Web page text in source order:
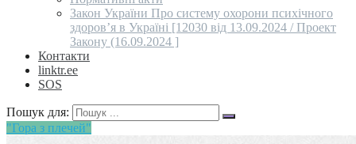
Закон України Про систему охорони психічного
здоров’я в Україні [12030 від 13.09.2024 / Проект
Закону (16.09.2024 ]
Контакти
linktr.ee
SOS
Пошук для:
"Гора з плечей"